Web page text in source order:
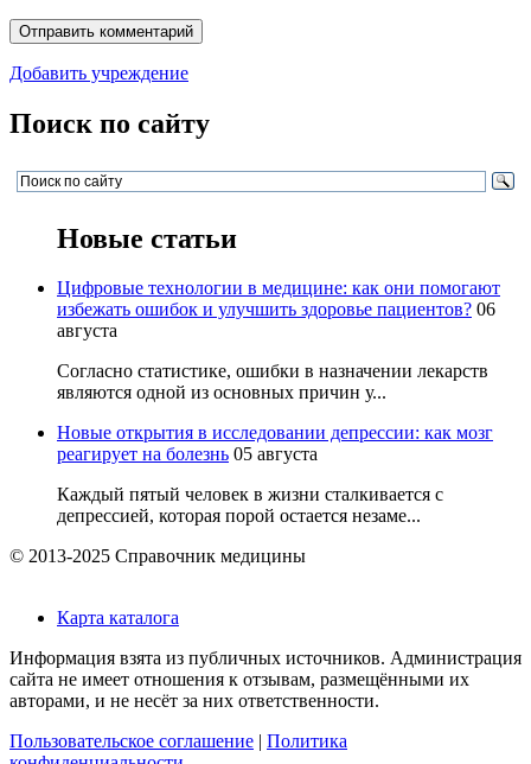
Добавить учреждение
Поиск по сайту
Новые статьи
Цифровые технологии в медицине: как они помогают
избежать ошибок и улучшить здоровье пациентов? 06
августа
Согласно статистике, ошибки в назначении лекарств
являются одной из основных причин у...
Новые открытия в исследовании депрессии: как мозг
реагирует на болезнь 05 августа
Каждый пятый человек в жизни сталкивается с
депрессией, которая порой остается незаме...
© 2013-2025 Справочник медицины
Карта каталога
Информация взята из публичных источников. Администрация
сайта не имеет отношения к отзывам, размещёнными их
авторами, и не несёт за них ответственности.
Пользовательское соглашение
Политика